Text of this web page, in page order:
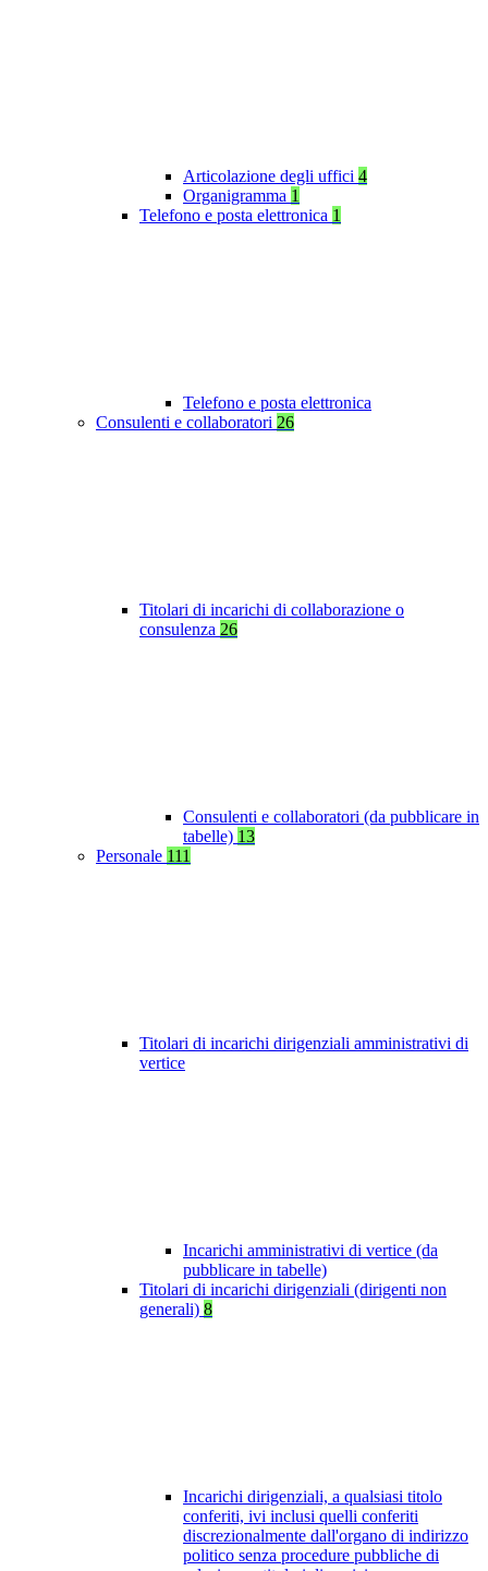
Articolazione degli uffici 4
Organigramma 1
Telefono e posta elettronica 1
Telefono e posta elettronica
Consulenti e collaboratori 26
Titolari di incarichi di collaborazione o
consulenza 26
Consulenti e collaboratori (da pubblicare in
tabelle) 13
Personale 111
Titolari di incarichi dirigenziali amministrativi di
vertice
Incarichi amministrativi di vertice (da
pubblicare in tabelle)
Titolari di incarichi dirigenziali (dirigenti non
generali) 8
Incarichi dirigenziali, a qualsiasi titolo
conferiti, ivi inclusi quelli conferiti
discrezionalmente dall'organo di indirizzo
politico senza procedure pubbliche di